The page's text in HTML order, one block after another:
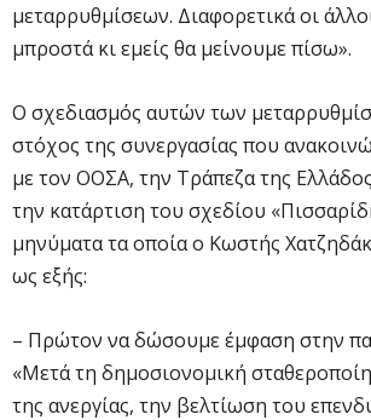
μεταρρυθμίσεων. Διαφορετικά οι
μπροστά κι εμείς θα μείνουμε πίσω».
Ο σχεδιασμός αυτών των
στόχος της συνεργασίας που
με τον ΟΟΣΑ, την Τράπεζα της
την κατάρτιση του σχεδίου
μηνύματα τα οποία ο Κωστής
ως εξής:
– Πρώτον να δώσουμε έμφαση στην
«Μετά τη δημοσιονομική
της ανεργίας, την βελτίωση του